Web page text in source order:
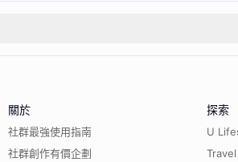
關於
社群最強使用指南
社群創作有價企劃
探索
U
Travel